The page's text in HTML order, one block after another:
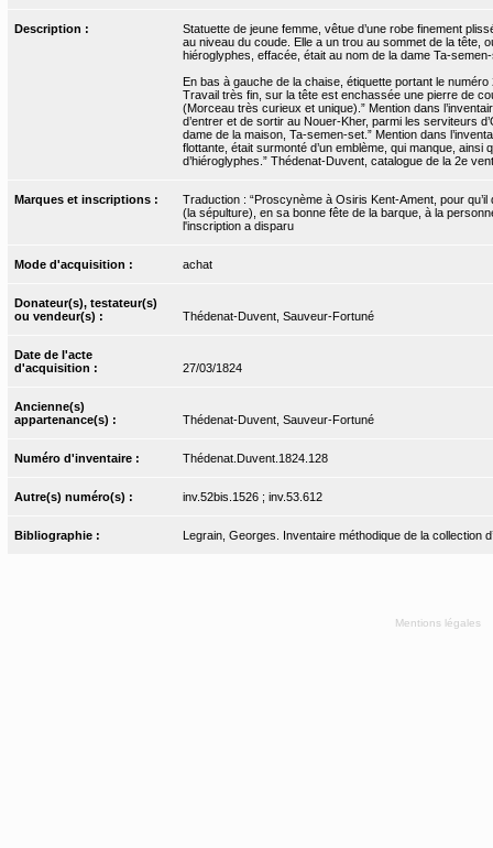
Description :
Statuette de jeune femme, vêtue d’une robe finement
au niveau du coude. Elle a un trou au sommet de la tête,
hiéroglyphes, effacée, était au nom de la dame Ta-
En bas à gauche de la chaise, étiquette portant le
Travail très fin, sur la tête est enchassée une pierre de
(Morceau très curieux et unique).” Mention dans
d’entrer et de sortir au Nouer-Kher, parmi les serviteurs
dame de la maison, Ta-semen-set.” Mention dans
flottante, était surmonté d’un emblème, qui manque,
d’hiéroglyphes.” Thédenat-Duvent, catalogue de la 2e
Marques et inscriptions :
Traduction : “Proscynème à Osiris Kent-Ament, pour
(la sépulture), en sa bonne fête de la barque, à la
l'inscription a disparu
Mode d'acquisition : achat
Donateur(s), testateur(s)
ou vendeur(s) :
Thédenat-Duvent, Sauveur-Fortuné
Date de l'acte
d'acquisition :
27/03/1824
Ancienne(s)
appartenance(s) :
Thédenat-Duvent, Sauveur-Fortuné
Numéro d'inventaire : Thédenat.Duvent.1824.128
Autre(s) numéro(s) : inv.52bis.1526 ; inv.53.612
Bibliographie : Legrain, Georges. Inventaire méthodique de la collection
Mentions légales